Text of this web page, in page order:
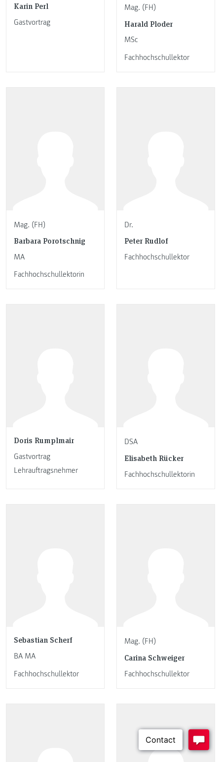
Karin Perl
Gastvortrag
Mag. (FH)
Harald Ploder
MSc
Fachhochschullektor
Mag. (FH)
Barbara Porotschnig
MA
Fachhochschullektorin
Dr.
Peter Rudlof
Fachhochschullektor
Doris Rumplmair
Gastvortrag
Lehrauftragsnehmer
DSA
Elisabeth Rücker
Fachhochschullektorin
Sebastian Scherf
BA MA
Fachhochschullektor
Mag. (FH)
Carina Schweiger
Fachhochschullektor